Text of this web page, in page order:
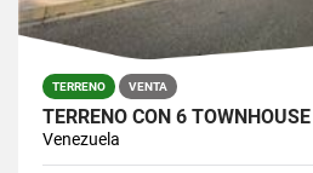
TERRENO VENTA
Venezuela